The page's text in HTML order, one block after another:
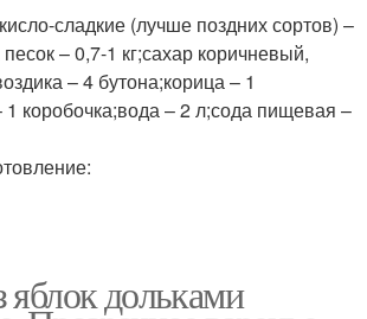
сладкие (лучше поздних сортов) –
– 0,7-1 кг;сахар коричневый,
– 4 бутона;корица – 1
1 коробочка;вода – 2 л;сода пищевая –
яблок дольками